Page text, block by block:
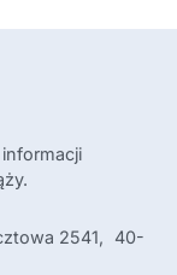
2541, 40-